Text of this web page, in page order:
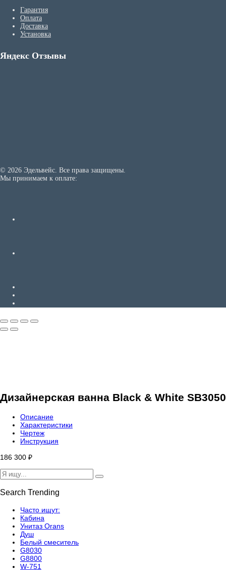
Гарантия
Оплата
Доставка
Установка
Яндекс Отзывы
© 2026 Эдельвейс. Все права защищены.
Мы принимаем к оплате:
Дизайнерская ванна Black & White SB3050
Описание
Характеристики
Чертеж
Инструкция
186 300 ₽
Search Trending
Часто ищут:
Кабина
Унитаз Orans
Душ
Белый смеситель
G8030
G8800
W-751